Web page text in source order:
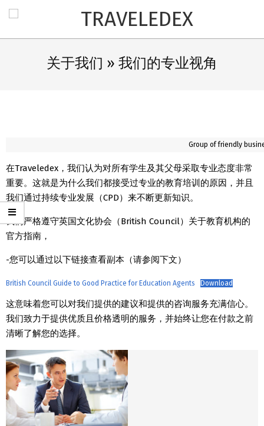
TRAVELEDEX
关于我们 » 我们的专业视角
Group of friendly
在Traveledex，我们认为对所有学生及其父母采取专业态度非常
重要。这就是为什么我们都接受过专业的教育培训的原因，并且
我们通过持续专业发展（CPD）来不断更新知识。
我们严格遵守英国文化协会（British Council）关于教育机构的
官方指南，
-您可以通过以下链接查看副本（请参阅下文）
British Council Guide to Good Practice for Education Agents Download
这意味着您可以对我们提供的建议和提供的咨询服务充满信心。
我们致力于提供优质且价格透明的服务，并始终让您在付款之前
清晰了解您的选择。